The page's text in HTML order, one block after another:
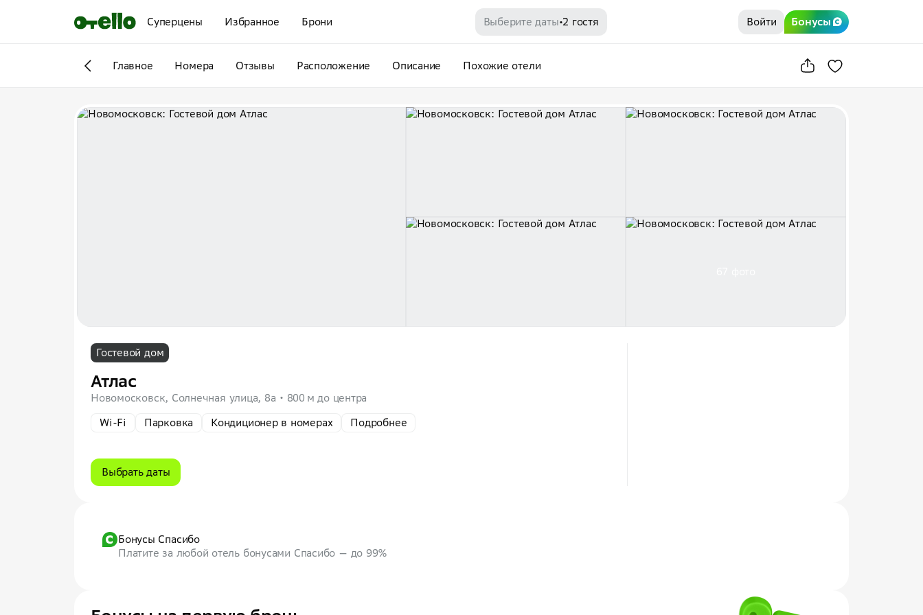
Суперцены Избранное Брони Выберите даты•2 гостя Войти Бонусы
Главное Номера Отзывы Расположение Описание Похожие отели
Гостевой дом
Атлас
Новомосковск, Солнечная улица, 8а
800 м до центра
Wi-Fi
Парковка Кондиционер в номерах Подробнее
Выбрать даты
Бонусы Спасибо
Платите за любой отель бонусами Спасибо — до 99%